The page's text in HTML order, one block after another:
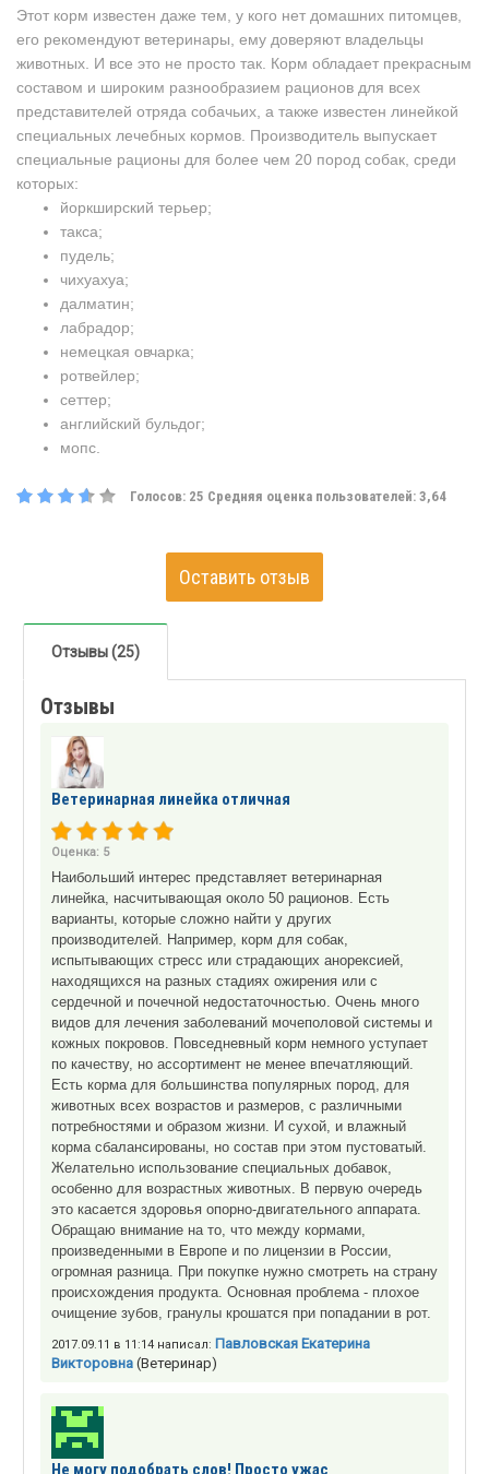
Этот корм известен даже тем, у кого нет домашних питомцев,
его рекомендуют ветеринары, ему доверяют владельцы
животных. И все это не просто так. Корм обладает прекрасным
составом и широким разнообразием рационов для всех
представителей отряда собачьих, а также известен линейкой
специальных лечебных кормов. Производитель выпускает
специальные рационы для более чем 20 пород собак, среди
которых:
йоркширский терьер;
такса;
пудель;
чихуахуа;
далматин;
лабрадор;
немецкая овчарка;
ротвейлер;
сеттер;
английский бульдог;
мопс.
Голосов: 25 Средняя оценка пользователей: 3,64
Оставить отзыв
Отзывы (25)
Отзывы
Ветеринарная линейка отличная
Оценка: 5
Наибольший интерес представляет ветеринарная
линейка, насчитывающая около 50 рационов. Есть
варианты, которые сложно найти у других
производителей. Например, корм для собак,
испытывающих стресс или страдающих анорексией,
находящихся на разных стадиях ожирения или с
сердечной и почечной недостаточностью. Очень много
видов для лечения заболеваний мочеполовой системы и
кожных покровов. Повседневный корм немного уступает
по качеству, но ассортимент не менее впечатляющий.
Есть корма для большинства популярных пород, для
животных всех возрастов и размеров, с различными
потребностями и образом жизни. И сухой, и влажный
корма сбалансированы, но состав при этом пустоватый.
Желательно использование специальных добавок,
особенно для возрастных животных. В первую очередь
это касается здоровья опорно-двигательного аппарата.
Обращаю внимание на то, что между кормами,
произведенными в Европе и по лицензии в России,
огромная разница. При покупке нужно смотреть на страну
происхождения продукта. Основная проблема - плохое
очищение зубов, гранулы крошатся при попадании в рот.
2017.09.11 в 11:14 написал: Павловская Екатерина
Викторовна (Ветеринар)
Не могу подобрать слов! Просто ужас